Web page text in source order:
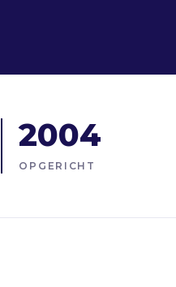
2004
OPGERICHT